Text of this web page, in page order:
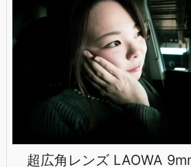
超広角レンズ LAOWA